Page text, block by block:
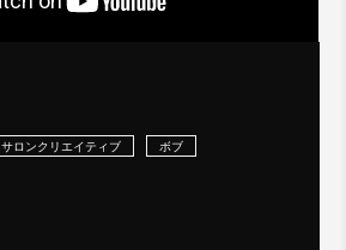
サロンクリエイティブ ボブ